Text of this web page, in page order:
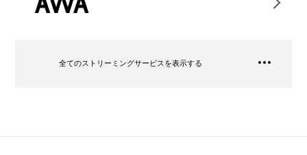
全てのストリーミングサービスを表示する